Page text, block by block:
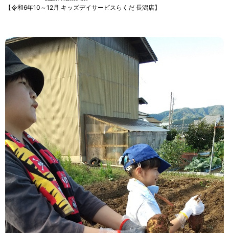
【令和6年10～12月 キッズデイサービスらくだ 長潟店】